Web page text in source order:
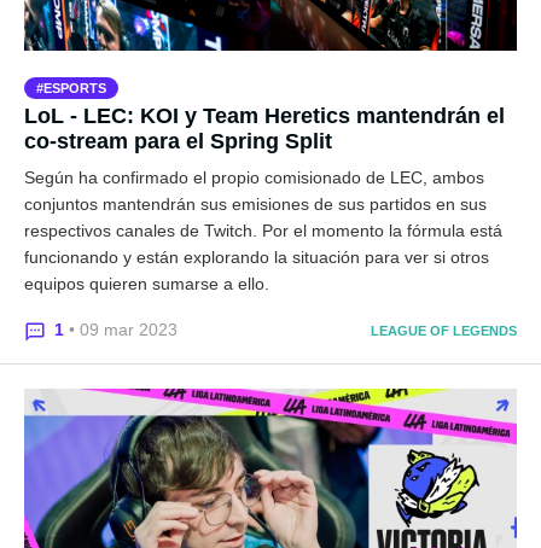
ESPORTS
LoL - LEC: KOI y Team Heretics mantendrán el
co-stream para el Spring Split
Según ha confirmado el propio comisionado de LEC, ambos
conjuntos mantendrán sus emisiones de sus partidos en sus
respectivos canales de Twitch. Por el momento la fórmula está
funcionando y están explorando la situación para ver si otros
equipos quieren sumarse a ello.
1 • 09 mar 2023 LEAGUE OF LEGENDS